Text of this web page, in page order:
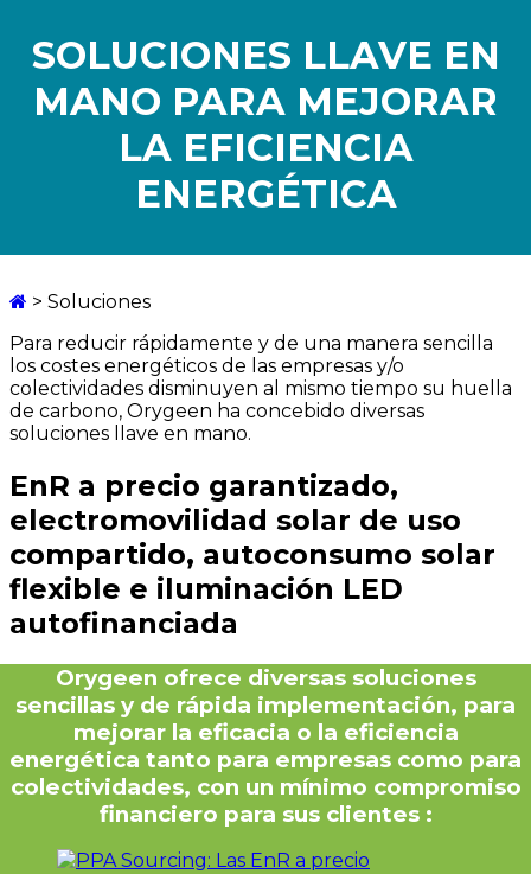
SOLUCIONES LLAVE EN
MANO PARA MEJORAR
LA EFICIENCIA
ENERGÉTICA
> Soluciones
Para reducir rápidamente y de una manera sencilla
los costes energéticos de las empresas y/o
colectividades disminuyen al mismo tiempo su huella
de carbono, Orygeen ha concebido diversas
soluciones llave en mano.
EnR a precio garantizado,
electromovilidad solar de uso
compartido, autoconsumo solar
flexible e iluminación LED
autofinanciada
Orygeen ofrece diversas soluciones
sencillas y de rápida implementación, para
mejorar la eficacia o la eficiencia
energética tanto para empresas como para
colectividades, con un mínimo compromiso
financiero para sus clientes :